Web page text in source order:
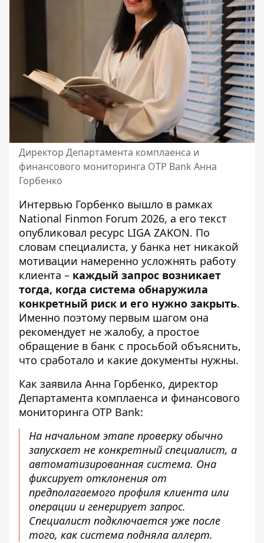
Директор Департамента комплаенса и
финансового мониторинга OTP Bank Анна
Горбенко
Интервью Горбенко вышло в рамках
National Finmon Forum 2026, а его текст
опубликовал ресурс LIGA ZAKON. По
словам специалиста, у банка нет никакой
мотивации намеренно усложнять работу
клиента – каждый запрос возникает
тогда, когда система обнаружила
конкретный риск и его нужно закрыть.
Именно поэтому первым шагом она
рекомендует не жалобу, а простое
обращение в банк с просьбой объяснить,
что сработало и какие документы нужны.
Как заявила Анна Горбенко, директор
Департамента комплаенса и финансового
мониторинга OTP Bank:
На начальном этапе проверку обычно
запускает не конкретный специалист, а
автоматизированная система. Она
фиксирует отклонения от
предполагаемого профиля клиента или
операции и генерирует запрос.
Специалист подключается уже после
того, как система подняла аллерт.